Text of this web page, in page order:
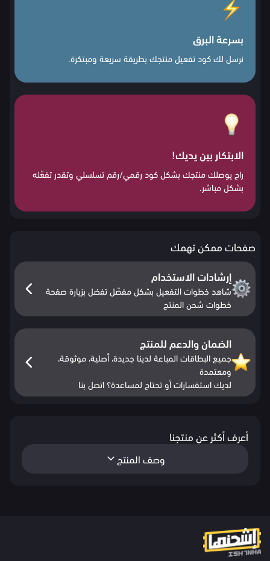
بسرعة البرق
نرسل لك كود تفعيل منتجك بطريقة سريعة ومبتكرة.
الابتكار بين يديك!
راح يوصلك منتجك بشكل كود رقمي/رقم تسلسلي وتقدر تفعّله
بشكل مباشر.
صفحات ممكن تهمك
إرشادات الاستخدام
شاهد خطوات التفعيل بشكل مفصّل تفضل بزيارة صفحة
خطوات شحن المنتج
الضمان والدعم للمنتج
جميع البطاقات المباعة لدينا جديدة، أصلية، موثوقة،
ومعتمدة
لديك استفسارات أو تحتاج لمساعدة؟ اتصل بنا
أعرف أكثر عن منتجنا
وصف المنتج